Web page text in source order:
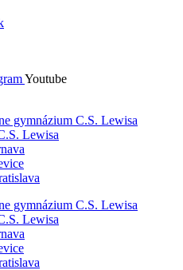
Youtube
gymnázium C.S. Lewisa
Lewisa
gymnázium C.S. Lewisa
Lewisa